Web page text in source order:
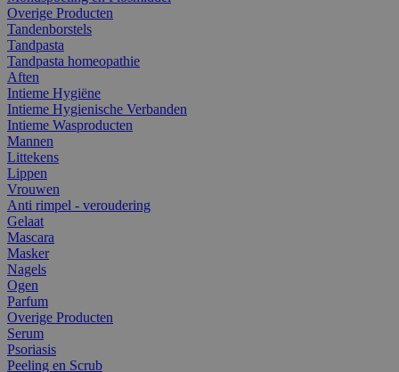
Overige Producten
Tandenborstels
Tandpasta
Tandpasta homeopathie
Aften
Intieme Hygiëne
Intieme Hygienische Verbanden
Intieme Wasproducten
Mannen
Littekens
Lippen
Vrouwen
Anti rimpel - veroudering
Gelaat
Mascara
Masker
Nagels
Ogen
Parfum
Overige Producten
Serum
Psoriasis
Peeling en Scrub